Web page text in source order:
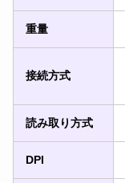
重量
接続方式
読み取り方式
DPI